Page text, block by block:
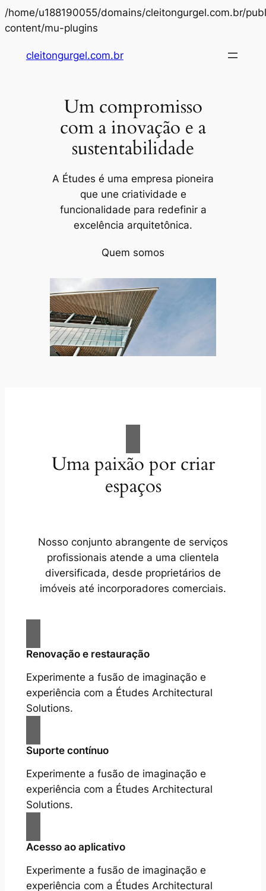
/home/u188190055/domains/cleitongurgel.com.br/
content/mu-plugins
o
cleitongurgel.com.br
Um compromisso
com a inovação e a
sustentabilidade
A Études é uma empresa pioneira
que une criatividade e
funcionalidade para redefinir a
excelência arquitetônica.
Quem somos
Uma paixão por criar
espaços
Nosso conjunto abrangente de serviços
profissionais atende a uma clientela
diversificada, desde proprietários de
imóveis até incorporadores comerciais.
Renovação e restauração
Experimente a fusão de imaginação e
experiência com a Études Architectural
Solutions.
Suporte contínuo
Experimente a fusão de imaginação e
experiência com a Études Architectural
Solutions.
Acesso ao aplicativo
Experimente a fusão de imaginação e
experiência com a Études Architectural